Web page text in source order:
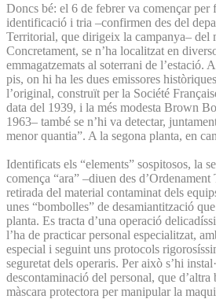
Doncs bé: el 6 de febrer va començar per
identificació i tria –confirmen des del
Territorial, que dirigeix la campanya– del
Concretament, se n’ha localitzat en
emmagatzemats al soterrani de l’estació.
pis, on hi ha les dues emissores
l’original, construït per la Société
data del 1939, i la més modesta Brown
1963– també se n’hi va detectar,
menor quantia”. A la segona planta, en
Identificats els “elements” sospitosos, la
comença “ara” –diuen des
retirada del material contaminat dels
unes “bombolles” de desamiantització
planta. Es tracta d’una operació
l’ha de practicar personal especialitzat,
especial i seguint uns protocols
seguretat dels operaris. Per això s’hi
descontaminació del personal, que d’altra
màscara protectora per manipular la